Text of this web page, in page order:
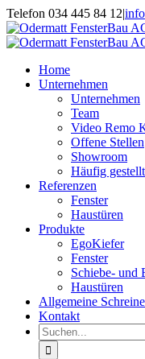
Zum
Inhalt
springen
Telefon 034 445 84 12|
Home
Unternehmen
Unternehmen
Team
Video Remo
Offene Stellen
Showroom
Häufig
Referenzen
Fenster
Haustüren
Produkte
EgoKiefer
Fenster
Schiebe- und
Haustüren
Allgemeine
Kontakt
Suche
nach: